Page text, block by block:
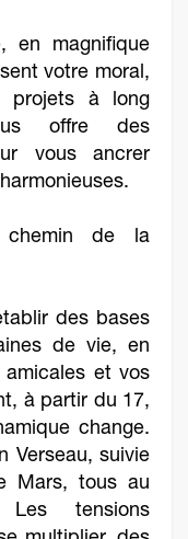
en magnifique
votre moral,
projets à long
offre des
vous ancrer
chemin de la
des bases
de vie, en
amicales et vos
à partir du 17,
change.
Verseau, suivie
Mars, tous au
tensions